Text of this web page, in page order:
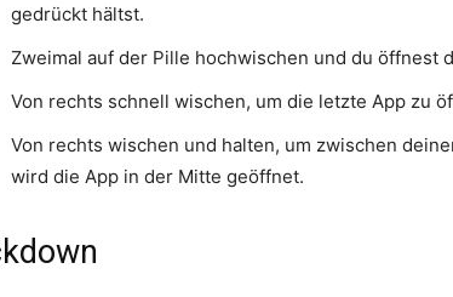
gedrückt hältst.
Zweimal auf der Pille hochwischen und du öffnest
Von rechts schnell wischen, um die letzte App zu
Von rechts wischen und halten, um zwischen
wird die App in der Mitte geöffnet.